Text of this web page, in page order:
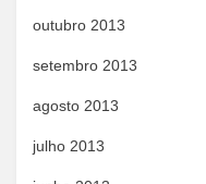
outubro 2013
setembro 2013
agosto 2013
julho 2013